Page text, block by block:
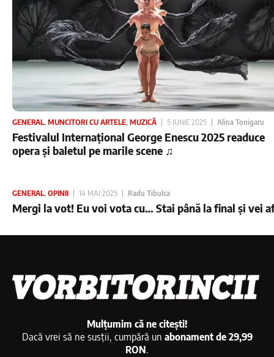
GENERAL, MUNCITORI CU ARTELE, MUZICĂ 5 IUNIE 2025 Alina Tonigaru
Festivalul Internațional George Enescu 2025 readuce
opera și baletul pe marile scene ♫
GENERAL, OPINII 14 MAI 2025 Radu Tibulca
Mergi la vot! Eu voi vota cu… Stai până la final și vei
Mulțumim că ne citești!
Dacă vrei să ne susții, cumpără un abonament de 29,99
RON.